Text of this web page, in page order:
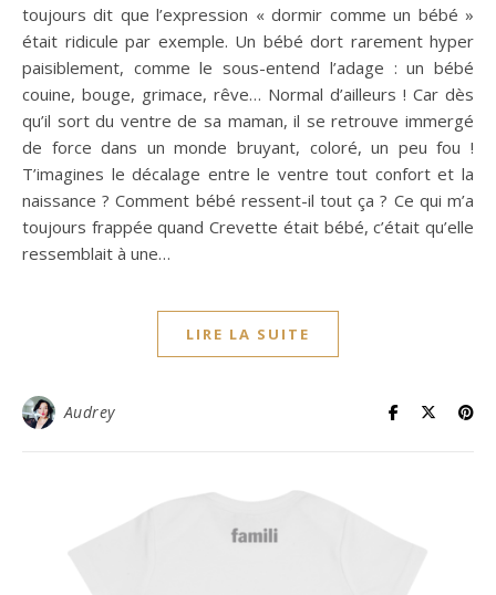
toujours dit que l’expression « dormir comme un bébé »
était ridicule par exemple. Un bébé dort rarement hyper
paisiblement, comme le sous-entend l’adage : un bébé
couine, bouge, grimace, rêve… Normal d’ailleurs ! Car dès
qu’il sort du ventre de sa maman, il se retrouve immergé
de force dans un monde bruyant, coloré, un peu fou !
T’imagines le décalage entre le ventre tout confort et la
naissance ? Comment bébé ressent-il tout ça ? Ce qui m’a
toujours frappée quand Crevette était bébé, c’était qu’elle
ressemblait à une…
LIRE LA SUITE
Audrey